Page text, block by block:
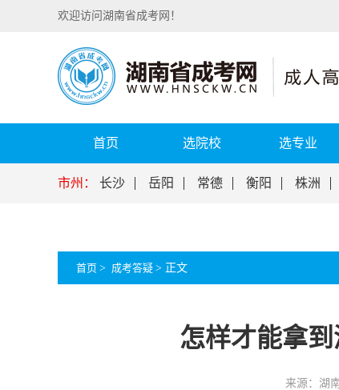
欢迎访问湖南省成考网！
首页 选院校 选专业
市州： 长沙 岳阳 常德 衡阳 株洲
首页 > 成考答疑 > 正文
怎样才能拿到
来源：湖